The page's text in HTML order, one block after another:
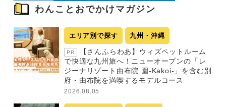
わんことおでかけマガジン
エリア別で探す 九州・沖縄
PR
【さんふらわあ】ウィズペットルーム
で快適な九州旅へ！ニューオープンの「レ
ジーナリゾート由布院 圍-Kakoi-」を含む別
府・由布院を満喫するモデルコース
2026.08.05